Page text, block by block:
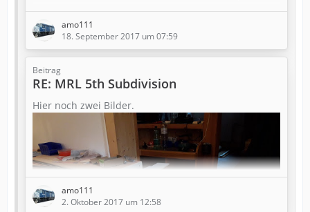
ist alles angeschlossen und die Weichenantriebe
sind montiert.
Beim Anschließer im ersten Bild habe ich den Kork
entfernt und habe ihn somit unter Main Niveau
amo111
18. September 2017 um 07:59
Beitrag
RE: MRL 5th Subdivision
Hier noch zwei Bilder.
amo111
2. Oktober 2017 um 12:58